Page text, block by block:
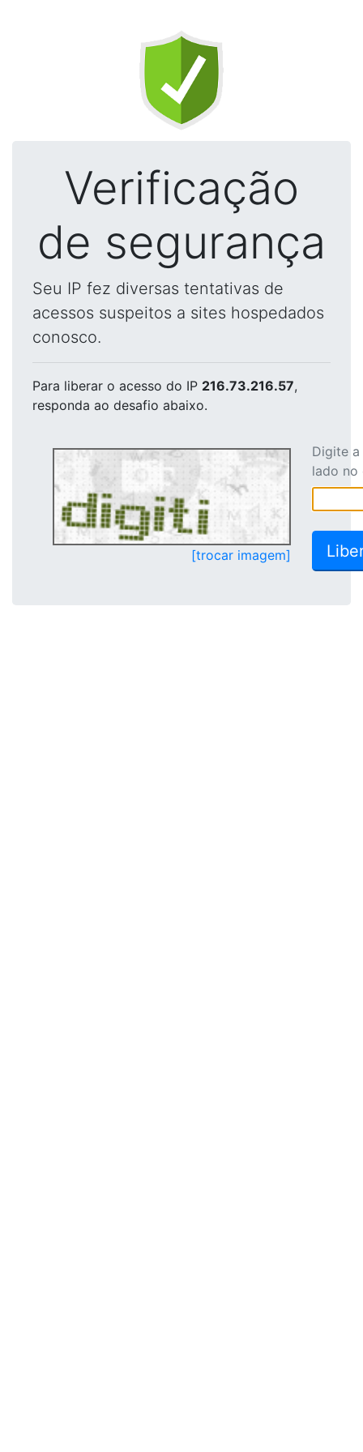
Verificação
de segurança
Seu IP fez diversas tentativas de
acessos suspeitos a sites hospedados
conosco.
Para liberar o acesso do IP 216.73.216.57,
responda ao desafio abaixo.
[trocar imagem]
Digite
lado no